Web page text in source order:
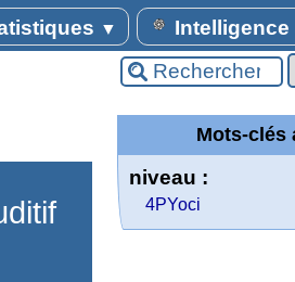
▼
Mots-clés
niveau :
4PYoci